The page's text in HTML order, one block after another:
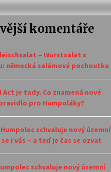
14. 7. 2026
30. 6. 2026
komentáře
– Wurstsalat s
německá salámová pochoutka
Act je tady. Co znamená nové
pro Humpoláky?
Humpolec schvaluje nový územní
i vás – a teď je čas se ozvat
schvaluje nový územní